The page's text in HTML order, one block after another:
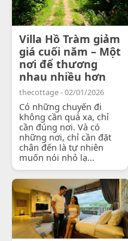
Villa Hồ Tràm giảm
giá cuối năm – Một
nơi để thương
nhau nhiều hơn
thecottage - 02/01/2026
Có những chuyến đi
không cần quá xa, chỉ
cần đúng nơi. Và có
những nơi, chỉ cần đặt
chân đến là tự nhiên
muốn nói nhỏ lạ...